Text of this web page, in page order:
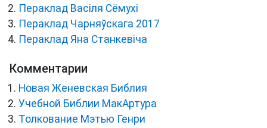
Пераклад Васіля Сёмухі
Пераклад Чарняўскага 2017
Пераклад Яна Станкевіча
Комментарии
Новая Женевская Библия
Учебной Библии МакАртура
Толкование Мэтью Генри